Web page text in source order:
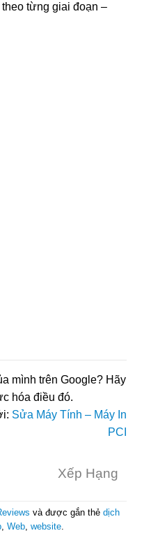
từng giai đoạn –
mình trên Google? Hãy
hóa điều đó.
Sửa Máy Tính – Máy In
PCI
Xếp Hạng
và được gắn thẻ dịch
, Web, website.